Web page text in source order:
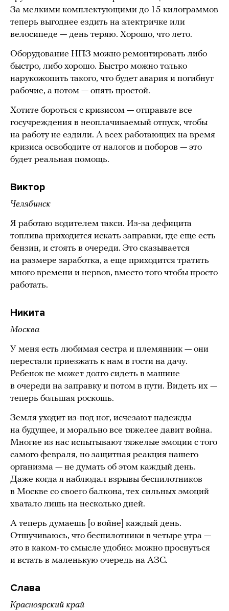
За мелкими комплектующими до 15 килограммов
теперь выгоднее ездить на электричке или
велосипеде — день теряю. Хорошо, что лето.
Оборудование НПЗ можно ремонтировать либо
быстро, либо хорошо. Быстро можно только
нарукожопить такого, что будет авария и погибнут
рабочие, а потом — опять простой.
Хотите бороться с кризисом — отправьте все
госучреждения в неоплачиваемый отпуск, чтобы
на работу не ездили. А всех работающих на время
кризиса освободите от налогов и поборов — это
будет реальная помощь.
Виктор
Челябинск
Я работаю водителем такси. Из-за дефицита
топлива приходится искать заправки, где еще есть
бензин, и стоять в очереди. Это сказывается
на размере заработка, а еще приходится тратить
много времени и нервов, вместо того чтобы просто
работать.
Никита
Москва
У меня есть любимая сестра и племянник — они
перестали приезжать к нам в гости на дачу.
Ребенок не может долго сидеть в машине
в очереди на заправку и потом в пути. Видеть их —
теперь большая роскошь.
Земля уходит из-под ног, исчезают надежды
на будущее, и морально все тяжелее давит война.
Многие из нас испытывают тяжелые эмоции с того
самого февраля, но защитная реакция нашего
организма — не думать об этом каждый день.
Даже когда я наблюдал взрывы беспилотников
в Москве со своего балкона, тех сильных эмоций
хватало лишь на несколько дней.
А теперь думаешь [о войне] каждый день.
Отшучиваюсь, что беспилотники в четыре утра —
это в каком-то смысле удобно: можно проснуться
и встать в маленькую очередь на АЗС.
Слава
Красноярский край